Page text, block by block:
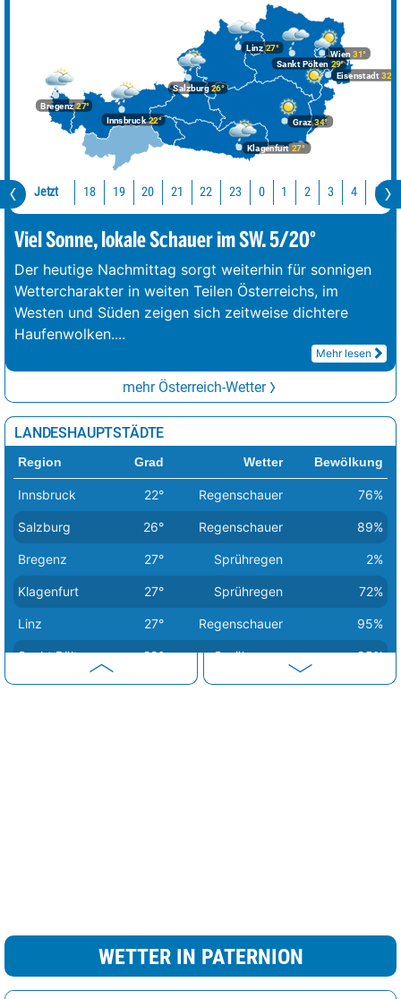
Bregenz27°
Graz34°
Innsbruck22°
Klagenfurt 27°
Linz27°
Salzburg26°
Wien 31°
Eisenstadt 32°
Sankt Pölten 29°
Jetzt 18 19 20 21 22 23 0 1 2 3 4 5
Viel Sonne, lokale Schauer im SW. 5/20°
Der heutige Nachmittag sorgt weiterhin für sonnigen
Wettercharakter in weiten Teilen Österreichs, im
Westen und Süden zeigen sich zeitweise dichtere
Haufenwolken....
Mehr lesen
mehr Österreich-Wetter
LANDESHAUPTSTÄDTE
Region Grad Wetter Bewölkung
Innsbruck 22° Regenschauer 76%
Salzburg 26° Regenschauer 89%
Bregenz 27° Sprühregen 2%
Klagenfurt 27° Sprühregen 72%
Linz 27° Regenschauer 95%
Sankt Pölten 29° Sprühregen 95%
Wien 31° heiter 10%
WETTER IN PATERNION